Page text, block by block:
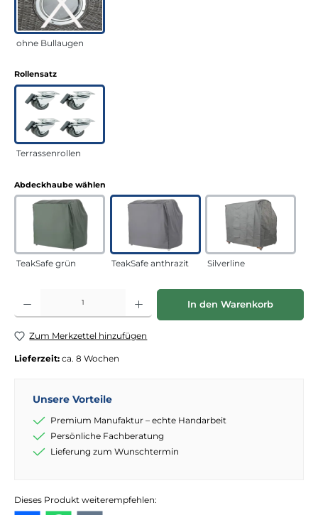
ohne Bullaugen
Rollensatzauswählen
Terrassenrollen
Abdeckhaube wählen
TeakSafe grün TeakSafe anthrazit Silverline
Produkt Anzahl: Gib den gewünschten Wert ein oder benutze die
In den Warenkorb
Zum Merkzettel hinzufügen
Lieferzeit: ca. 8 Wochen
Unsere Vorteile
Premium Manufaktur – echte Handarbeit
Persönliche Fachberatung
Lieferung zum Wunschtermin
Dieses Produkt weiterempfehlen: